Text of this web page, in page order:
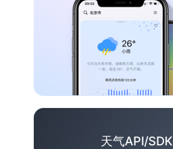
天气API/SDK